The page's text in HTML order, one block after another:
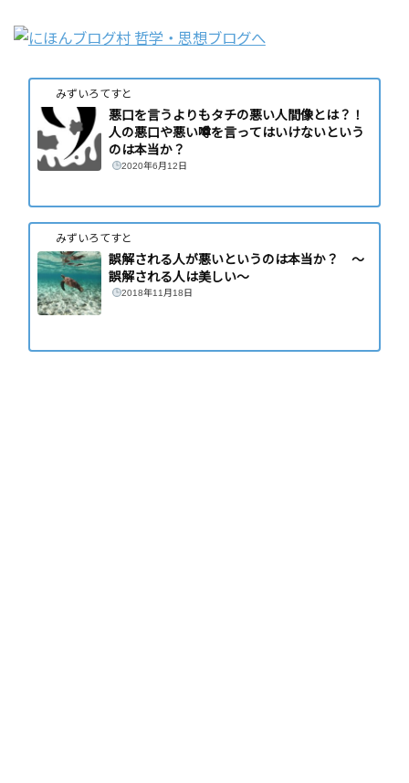
みずいろてすと
悪口を言うよりもタチの悪い人間像とは？！
人の悪口や悪い噂を言ってはいけないという
のは本当か？
2020年6月12日
みずいろてすと
誤解される人が悪いというのは本当か？ 〜
誤解される人は美しい〜
2018年11月18日